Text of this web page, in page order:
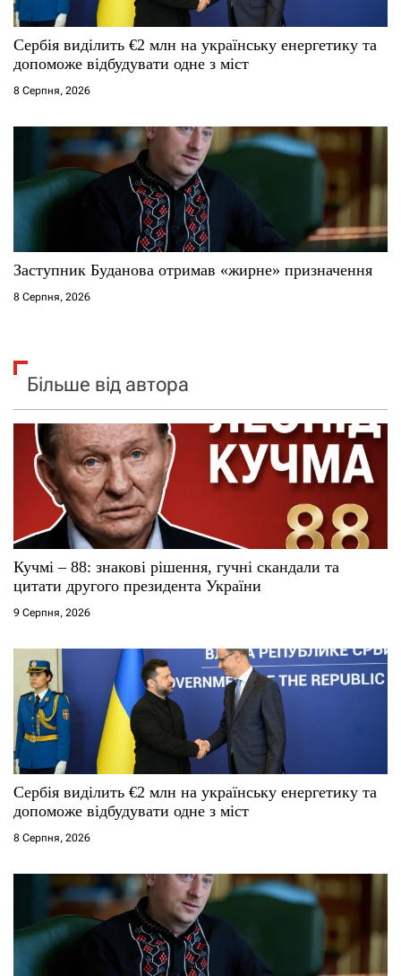
Сербія виділить €2 млн на українську енергетику та
допоможе відбудувати одне з міст
8 Серпня, 2026
Заступник Буданова отримав «жирне» призначення
8 Серпня, 2026
Більше від автора
Кучмі – 88: знакові рішення, гучні скандали та
цитати другого президента України
9 Серпня, 2026
Сербія виділить €2 млн на українську енергетику та
допоможе відбудувати одне з міст
8 Серпня, 2026